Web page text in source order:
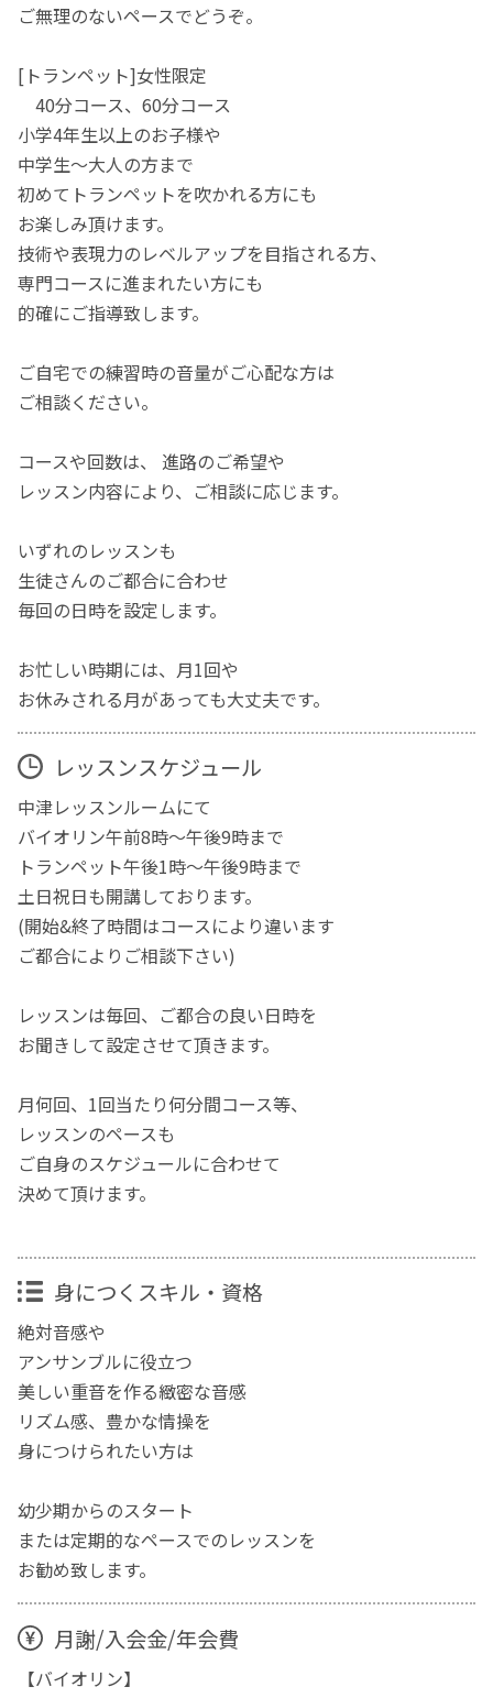
ご無理のないペースでどうぞ。
[トランペット]女性限定
40分コース、60分コース
小学4年生以上のお子様や
中学生〜大人の方まで
初めてトランペットを吹かれる方にも
お楽しみ頂けます。
技術や表現力のレベルアップを目指される方、
専門コースに進まれたい方にも
的確にご指導致します。
ご自宅での練習時の音量がご心配な方は
ご相談ください。
コースや回数は、 進路のご希望や
レッスン内容により、ご相談に応じます。
いずれのレッスンも
生徒さんのご都合に合わせ
毎回の日時を設定します。
お忙しい時期には、月1回や
お休みされる月があっても大丈夫です。
レッスンスケジュール
中津レッスンルームにて
バイオリン午前8時～午後9時まで
トランペット午後1時～午後9時まで
土日祝日も開講しております。
(開始&終了時間はコースにより違います
ご都合によりご相談下さい)
レッスンは毎回、ご都合の良い日時を
お聞きして設定させて頂きます。
月何回、1回当たり何分間コース等、
レッスンのペースも
ご自身のスケジュールに合わせて
決めて頂けます。
身につくスキル・資格
絶対音感や
アンサンブルに役立つ
美しい重音を作る緻密な音感
リズム感、豊かな情操を
身につけられたい方は
幼少期からのスタート
または定期的なペースでのレッスンを
お勧め致します。
月謝/入会金/年会費
【バイオリン】